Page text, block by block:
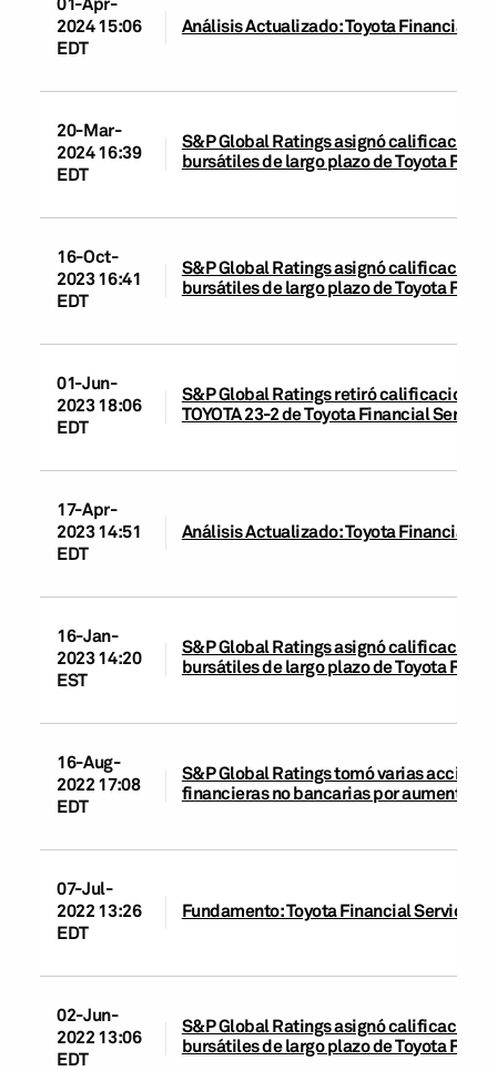
2024 15:06
EDT
Análisis Actualizado: Toyota Financial
20-Mar-
2024 16:39
EDT
S&P Global Ratings asignó
bursátiles de largo plazo de Toyota
16-Oct-
2023 16:41
EDT
S&P Global Ratings asignó
bursátiles de largo plazo de Toyota
01-Jun-
2023 18:06
EDT
S&P Global Ratings retiró calificaciones
TOYOTA 23-2 de Toyota Financial
17-Apr-
2023 14:51
EDT
Análisis Actualizado: Toyota Financial
16-Jan-
2023 14:20
EST
S&P Global Ratings asignó
bursátiles de largo plazo de Toyota
16-Aug-
2022 17:08
EDT
S&P Global Ratings tomó varias
financieras no bancarias por aumento
07-Jul-
2022 13:26
EDT
Fundamento: Toyota Financial Services
02-Jun-
2022 13:06
EDT
S&P Global Ratings asignó calificación
bursátiles de largo plazo de Toyota